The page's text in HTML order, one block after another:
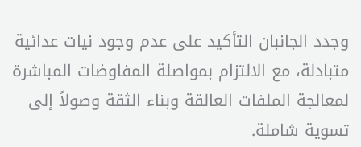
وجدد الجانبان التأكيد على عدم وجود نيات عدائية
متبادلة، مع الالتزام بمواصلة المفاوضات المباشرة
لمعالجة الملفات العالقة وبناء الثقة وصولاً إلى
تسوية شاملة.